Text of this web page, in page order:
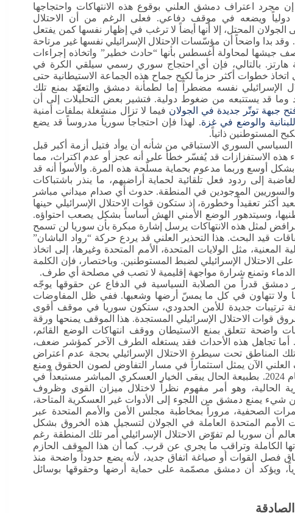
إن مجرد اعتراف دمشق العلني بوقوع هذه الانتهاكات واحتجاجها
دولياً ويضعه في موقف دفاعي. فعلى الرغم من أن الاحتلال
الجولان المحتل، إلا أنها أيضاً لا ترغب في إظهار نفسها كمن يفتعل
بدا واضحاً أن مؤسّسات الاحتلال الإسرائيلي نفسها غير مرتاحة
جيشها لمحاولة أغسطس بأنها “حادث خطير” واتخاذه إجراءات
بالتالي، فإن أي احتجاج سوري رسمي سيلقي الكرة في
اتخاذ خطوات أكثر حزماً لكبح جماح هذه الجماعة الاستيطانية حتى
الإسرائيلي نفسه مضطراً إما لطمأنة دمشق والتعهّد بمنع تلك
وما قد يستتبعه من ضغوط دولية. فتشير بعض التحليلات إلى أن
جبهة توتّر جديدة في الجولان فيما لا تزال منشغلة بملفات أمنية
والوضع في غزة. لهذا فإن احتجاجاً سورياً مدروساً قد يضع
المستوطنين ذاتياً.
السوري الاستباقي من شأنه أن يوأد فتيل أزمة أكبر قبل
هذه الاستفزازات قد يُفسّر خطأ على أنه عجز أو عدم اكتراث، مما
أوسع وربما مدعوم بحماية مسلّحة هذه المرة. والأسوأ أنه قد
إلى ردود فعل تلقائية لحماية أراضيهم، ما ينذر باشتباكات
والسوريين الموجودين في المنطقة. حدوث أي صدام ميداني مباشر
تعقيداً وخطورة، إذ ستكون قوات الاحتلال الإسرائيلي حينها
وسيتدهور الوضع الأمني الهش أساساً بشكل يصعب احتواؤه.
لمثل هذه الانتهاكات يرسل إشارة مبكرة بأن سوريا لن تسمح
قيد البحث. هذا التحذير العلني قد يردع حركة “رواد الباشان”
مثل الولايات المتحدة، الأمم المتحدة وغيرها، إلى اتخاذ
الاحتلال الإسرائيلي لضبط المستوطنين. وباختصار، فإن الكلمة
وتمنع شرارة مواجهة إقليمية لا تصب في مصلحة أي طرف.
دمشق قدراً من الصلابة السياسية في الدفاع عن حقوقها يوجّه
ولا تتهاون في كل ما يمسّ أرضها وشعبها. ففي ظل المفاوضات
ترتيبات جديدة للأمن الحدودي، ستكون سوريا في موقف أقوى
الاحتلال الإسرائيلي المستجدة. هذا الموقف يمنحها ورقة
واضحة تتعلق بمنع الاستيطان ووقف انتهاكات الوضع القائم،
تجاهل هذه الأحداث فقد يستغله الطرف الآخر كمؤشر ضعف،
المناطق تحت سيطرة الاحتلال الإسرائيلي بحجة عدم اعتراض
الآن يمثل استثماراً في مسار التفاوض لصون الحقوق ومنع
شرعنة التغييرات الأحادية التي حدثت بعد عام 2024. بطبيعة الحال يبقى الخيار العسكري المباشر مستبعداً في
الحالية، وهو أمر مفهوم نظراً لاختلال ميزان القوى وظروف
من شيء يمنع دمشق من اللجوء إلى الأدوات غير العسكرية المتاحة،
الصحفية، مروراً بمخاطبة مجلس الأمن والأمم المتحدة عبر
الأمم المتحدة العاملة في الجولان لتسجيل هذه الخروق بشكل
أن سوريا لم تفوّض الاحتلال الإسرائيلي أمر تلك المنطقة رغم
الكاملة وتراقب ما يجري عن قرب. كما أن هذا الموقف الحازم
فصل القوات أو صياغة اتفاق جديد، لأنه يضع حدوداً واضحة منذ
ويؤكد أن دمشق مصمّمة على حماية أرضها وحقوقها بوسائل